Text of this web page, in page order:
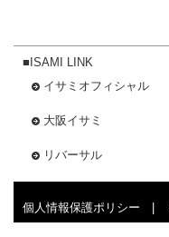
■ISAMI LINK
イサミオフィシャル
大阪イサミ
リバーサル
個人情報保護ポリシー